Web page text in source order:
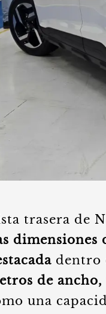
trasera de
dimensiones
dentro
de
una